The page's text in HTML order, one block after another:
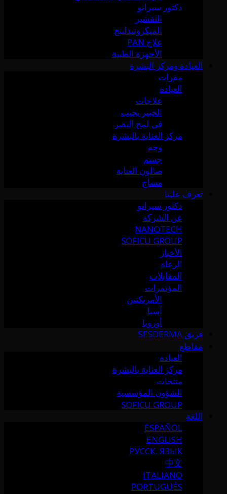
دكتور سيرانو
التقشير
الميكرونيدلينج
علاج PAN
الأجهزة الطبية
العيادة ومركز البشرة
مقرات
العيادة
علاجات
الخبير يجيب
في لمح البصر
مركز العناية بالبشرة
وجه
جسم
صالون العناية
مساج
تعرف علينا
دكتور سيرانو
عن الشركة
NANOTECH
SOFICU GROUP
الأخبار
الرعاة
المقابلات
المؤتمرات
الأمريكتين
آسيا
أوروبا
فريق SESDERMA
مقاطع
العيادة
مركز العناية بالبشرة
منتجات
الشؤون المؤسسية
SOFICU GROUP
اللغة
ESPAÑOL
ENGLISH
РУССК. ЯЗЫК
中文
ITALIANO
PORTUGUÉS